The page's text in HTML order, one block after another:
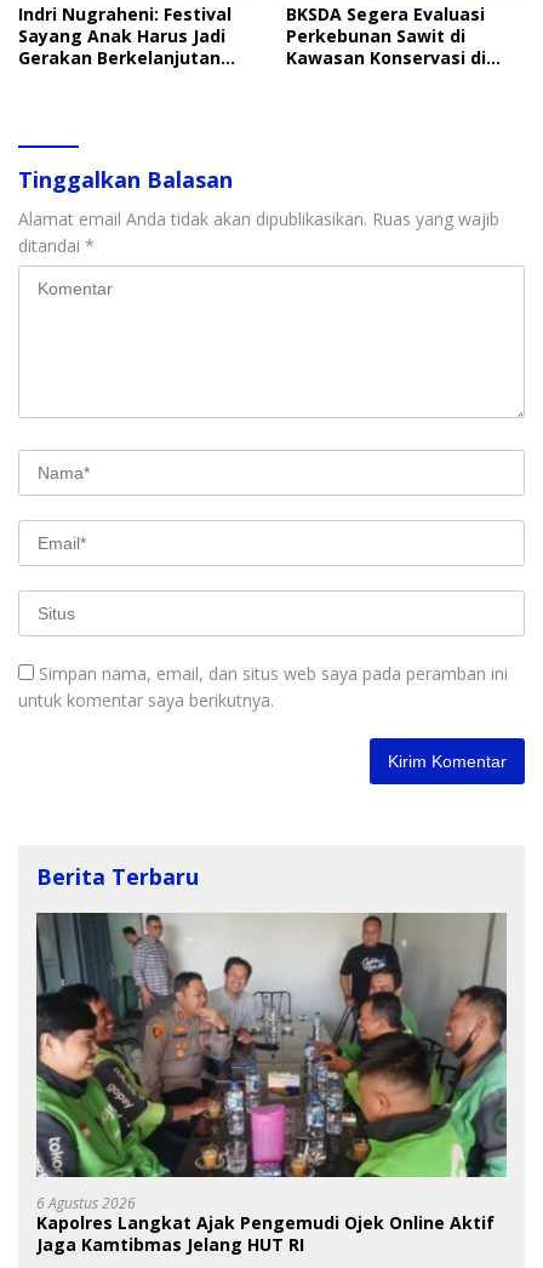
Indri Nugraheni: Festival
Sayang Anak Harus Jadi
Gerakan Berkelanjutan
BKSDA Segera Evaluasi
Perkebunan Sawit di
Kawasan Konservasi di
Tinggalkan Balasan
Alamat email Anda tidak akan dipublikasikan. Ruas yang wajib
ditandai *
Simpan nama, email, dan situs web saya pada peramban ini
untuk komentar saya berikutnya.
Berita Terbaru
6 Agustus 2026
Kapolres Langkat Ajak Pengemudi Ojek Online Aktif
Jaga Kamtibmas Jelang HUT RI